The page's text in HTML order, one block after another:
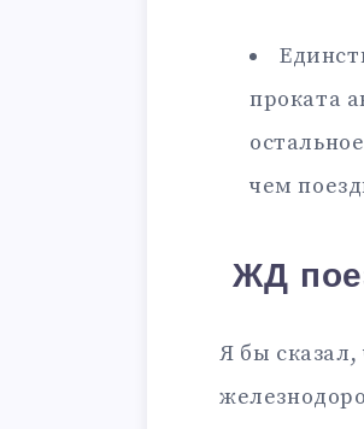
проката
чем
ЖД
Я бы сказал,